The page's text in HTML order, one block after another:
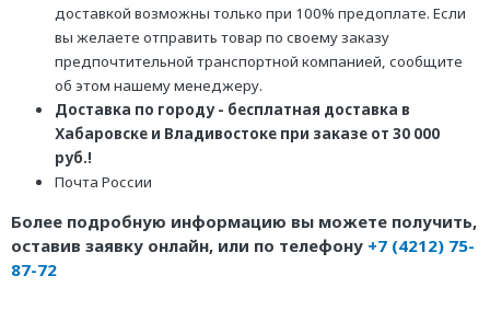
доставкой возможны только при 100% предоплате. Если
вы желаете отправить товар по своему заказу
предпочтительной транспортной компанией, сообщите
об этом нашему менеджеру.
Доставка по городу - бесплатная доставка в
Хабаровске и Владивостоке при заказе от 30 000
руб.!
Почта России
Более подробную информацию вы можете получить,
оставив заявку онлайн, или по телефону +7 (4212) 75-
87-72